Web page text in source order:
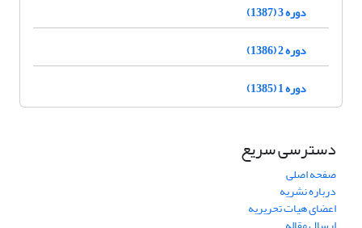
دوره 3 (1387)
دوره 2 (1386)
دوره 1 (1385)
دسترسی سریع
صفحه اصلی
درباره نشریه
اعضای هیات تحریریه